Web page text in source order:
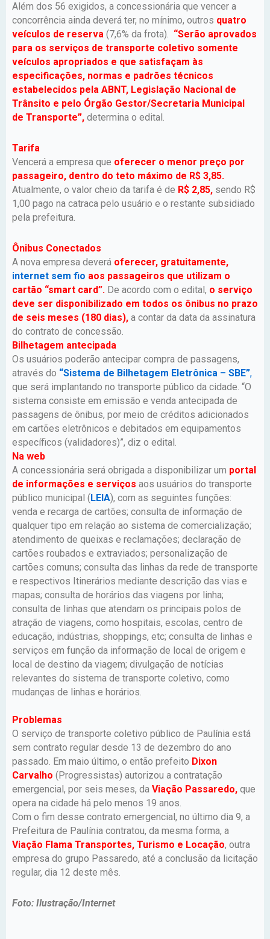
Além dos 56 exigidos, a concessionária que vencer a
concorrência ainda deverá ter, no mínimo, outros quatro
veículos de reserva (7,6% da frota). “Serão aprovados
para os serviços de transporte coletivo somente
veículos apropriados e que satisfaçam às
especificações, normas e padrões técnicos
estabelecidos pela ABNT, Legislação Nacional de
Trânsito e pelo Órgão Gestor/Secretaria Municipal
de Transporte”, determina o edital.
Tarifa
Vencerá a empresa que oferecer o menor preço por
passageiro, dentro do teto máximo de R$ 3,85.
Atualmente, o valor cheio da tarifa é de R$ 2,85, sendo R$
1,00 pago na catraca pelo usuário e o restante subsidiado
pela prefeitura.
Ônibus Conectados
A nova empresa deverá oferecer, gratuitamente,
internet sem fio aos passageiros que utilizam o
cartão “smart card”. De acordo com o edital, o serviço
deve ser disponibilizado em todos os ônibus no prazo
de seis meses (180 dias), a contar da data da assinatura
do contrato de concessão.
Bilhetagem antecipada
Os usuários poderão antecipar compra de passagens,
através do “Sistema de Bilhetagem Eletrônica – SBE”,
que será implantando no transporte público da cidade. “O
sistema consiste em emissão e venda antecipada de
passagens de ônibus, por meio de créditos adicionados
em cartões eletrônicos e debitados em equipamentos
específicos (validadores)”, diz o edital.
Na web
A concessionária será obrigada a disponibilizar um portal
de informações e serviços aos usuários do transporte
público municipal ( LEIA), com as seguintes funções:
venda e recarga de cartões; consulta de informação de
qualquer tipo em relação ao sistema de comercialização;
atendimento de queixas e reclamações; declaração de
cartões roubados e extraviados; personalização de
cartões comuns; consulta das linhas da rede de transporte
e respectivos Itinerários mediante descrição das vias e
mapas; consulta de horários das viagens por linha;
consulta de linhas que atendam os principais polos de
atração de viagens, como hospitais, escolas, centro de
educação, indústrias, shoppings, etc; consulta de linhas e
serviços em função da informação de local de origem e
local de destino da viagem; divulgação de notícias
relevantes do sistema de transporte coletivo, como
mudanças de linhas e horários.
Problemas
O serviço de transporte coletivo público de Paulínia está
sem contrato regular desde 13 de dezembro do ano
passado. Em maio último, o então prefeito Dixon
Carvalho (Progressistas) autorizou a contratação
emergencial, por seis meses, da Viação Passaredo, que
opera na cidade há pelo menos 19 anos.
Com o fim desse contrato emergencial, no último dia 9, a
Prefeitura de Paulínia contratou, da mesma forma, a
Viação Flama Transportes, Turismo e Locação, outra
empresa do grupo Passaredo, até a conclusão da licitação
regular, dia 12 deste mês.
Foto: Ilustração/Internet